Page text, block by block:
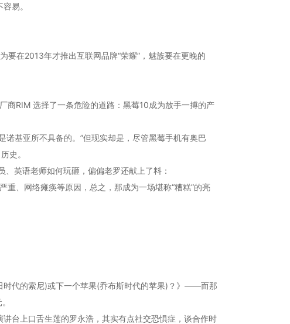
易。
要在2013年才推出互联网品牌“荣耀”，魅族要在更晚的
商RIM 选择了一条危险的道路：黑莓10成为放手一搏的产
基亚所不具备的。”但现实却是，尽管黑莓手机有奥巴
史。
英语老师如何玩砸，偏偏老罗还献上了料：
、网络瘫痪等原因，总之，那成为一场堪称“糟糕”的亮
时代的索尼)或下一个苹果(乔布斯时代的苹果)？》——而那
台上口舌生莲的罗永浩，其实有点社交恐惧症，谈合作时